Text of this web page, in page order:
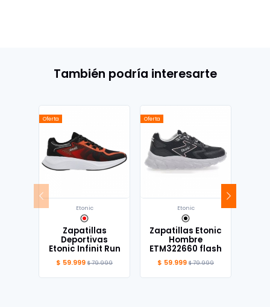
También podría interesarte
Oferta
Etonic
Zapatillas
Deportivas
Etonic Infinit Run
$ 59.999 $ 79.999
Oferta
Etonic
Zapatillas Etonic
Hombre
ETM322660 flash
$ 59.999 $ 79.999